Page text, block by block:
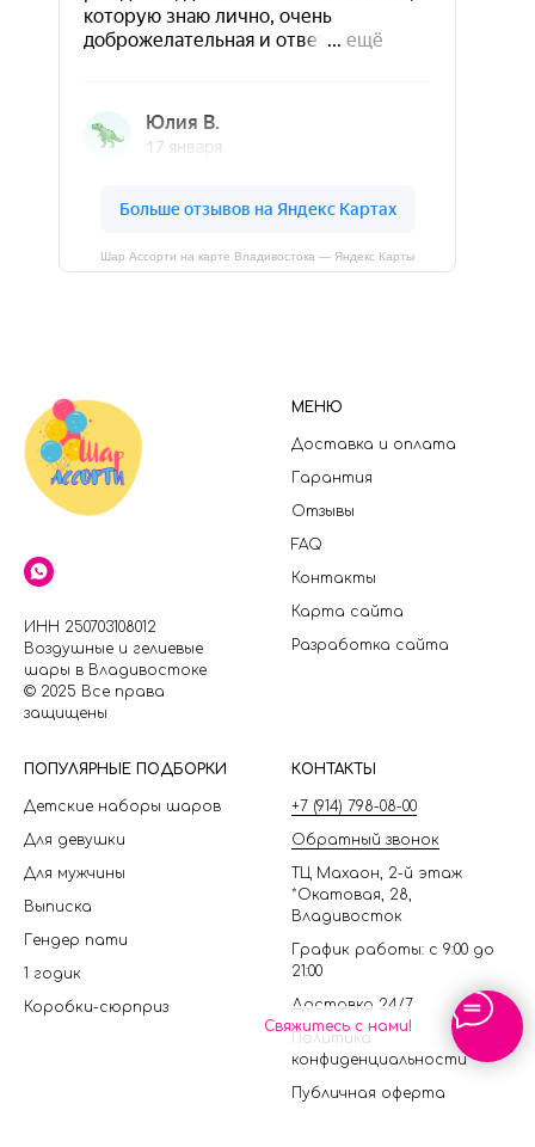
Свяжитесь с нами!
Шар Ассорти на карте Владивостока — Яндекс Карты
ИНН 250703108012
Воздушные и гелиевые
шары в Владивостоке
© 2025 Все права
защищены
МЕНЮ
Доставка и оплата
Гарантия
Отзывы
FAQ
Контакты
Карта сайта
Разработка сайта
ПОПУЛЯРНЫЕ ПОДБОРКИ
Детские наборы шаров
Для девушки
Для мужчины
Выписка
Гендер пати
1 годик
Коробки-сюрприз
КОНТАКТЫ
+7 (914) 798-08-00
Обратный звонок
ТЦ Махаон, 2-й этаж
*Окатовая, 28,
Владивосток
График работы: с 9:00 до
21:00
Доставка 24/7
Политика
конфиденциальности
Публичная оферта